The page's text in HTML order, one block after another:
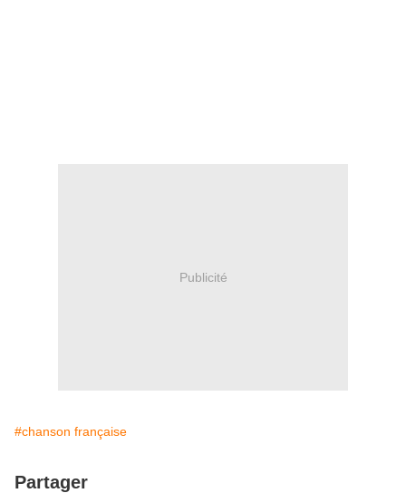
Publicité
#chanson française
Partager